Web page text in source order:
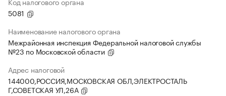
5081
Наименование налогового органа
Межрайонная инспекция Федеральной налоговой службы
№23 по Московской области
Адрес налоговой
144000,РОССИЯ,МОСКОВСКАЯ ОБЛ,ЭЛЕКТРОСТАЛЬ
Г,СОВЕТСКАЯ УЛ,26А